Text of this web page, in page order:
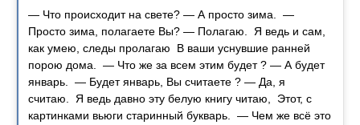
— Что происходит на свете? — А просто зима. —
Просто зима, полагаете Вы? — Полагаю. Я ведь и сам,
как умею, следы пролагаю В ваши уснувшие ранней
порою дома. — Что же за всем этим будет ? — А будет
январь. — Будет январь, Вы считаете ? — Да, я
считаю. Я ведь давно эту белую книгу читаю, Этот, с
картинками вьюги старинный букварь. — Чем же всё это